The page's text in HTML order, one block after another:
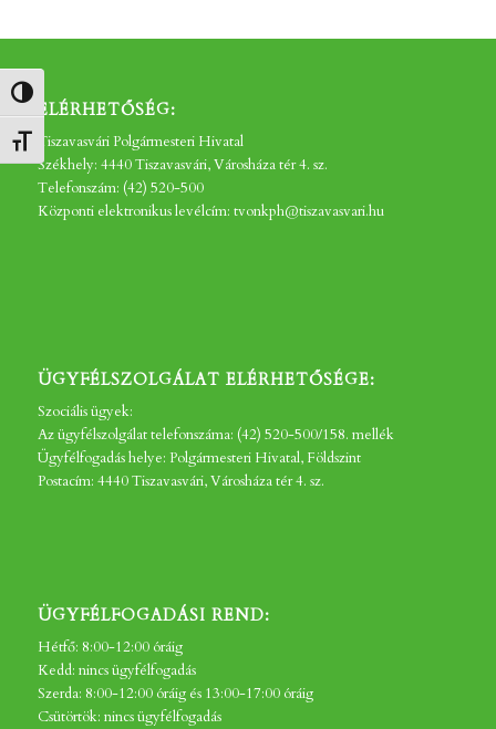
Nagy kontraszt váltása
Betűméret váltása
ELÉRHETŐSÉG:
Tiszavasvári Polgármesteri Hivatal
Székhely: 4440 Tiszavasvári, Városháza tér 4. sz.
Telefonszám: (42) 520-500
Központi elektronikus levélcím: tvonkph@tiszavasvari.hu
ÜGYFÉLSZOLGÁLAT ELÉRHETŐSÉGE:
Szociális ügyek:
Az ügyfélszolgálat telefonszáma: (42) 520-500/158. mellék
Ügyfélfogadás helye: Polgármesteri Hivatal, Földszint
Postacím: 4440 Tiszavasvári, Városháza tér 4. sz.
ÜGYFÉLFOGADÁSI REND:
Hétfő: 8:00-12:00 óráig
Kedd: nincs ügyfélfogadás
Szerda: 8:00-12:00 óráig és 13:00-17:00 óráig
Csütörtök: nincs ügyfélfogadás